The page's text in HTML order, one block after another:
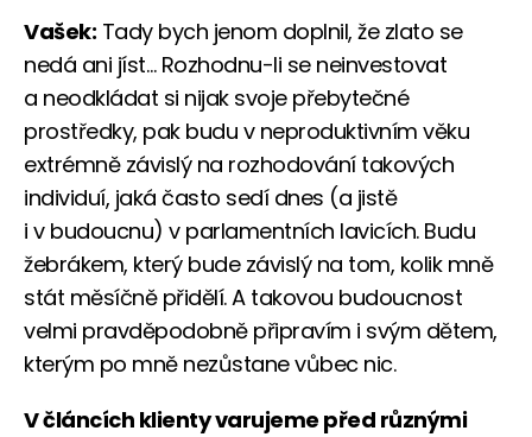
Vašek: Tady bych jenom doplnil, že zlato se
nedá ani jíst… Rozhodnu-li se neinvestovat
a neodkládat si nijak svoje přebytečné
prostředky, pak budu v neproduktivním věku
extrémně závislý na rozhodování takových
individuí, jaká často sedí dnes (a jistě
i v budoucnu) v parlamentních lavicích. Budu
žebrákem, který bude závislý na tom, kolik mně
stát měsíčně přidělí. A takovou budoucnost
velmi pravděpodobně připravím i svým dětem,
kterým po mně nezůstane vůbec nic.
V článcích klienty varujeme před různými